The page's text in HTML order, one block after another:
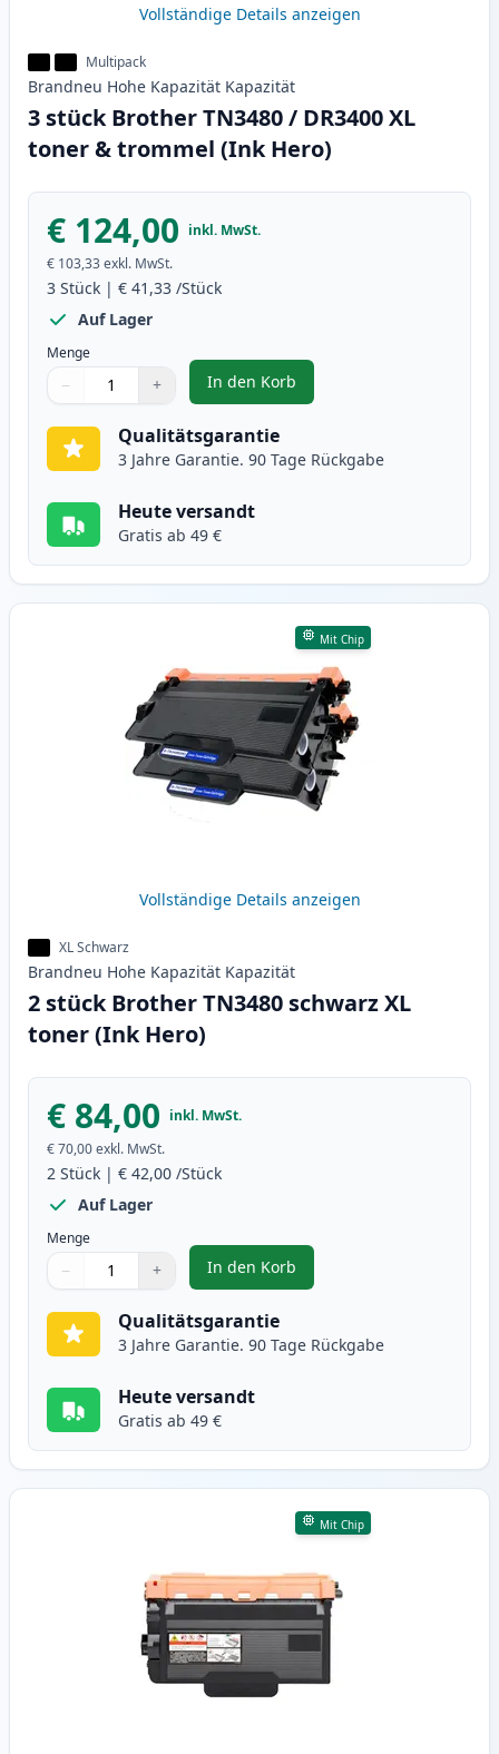
Vollständige Details anzeigen
Multipack
Brandneu Hohe Kapazität Kapazität
3 stück Brother TN3480 / DR3400 XL
toner & trommel (Ink Hero)
€ 124,00 inkl. MwSt.
€ 103,33exkl. MwSt.
3 Stück | € 41,33 /Stück
Auf Lager
Menge
Verwenden Sie die Tasten, um anzupassen
− +
1
In den Korb
, 3 stück Brother TN3480 /
Qualitätsgarantie
3 Jahre Garantie. 90 Tage Rückgabe
Heute versandt
Gratis ab 49 €
Mit Chip
Vollständige Details anzeigen
XL Schwarz
Brandneu Hohe Kapazität Kapazität
2 stück Brother TN3480 schwarz XL
toner (Ink Hero)
€ 84,00 inkl. MwSt.
€ 70,00exkl. MwSt.
2 Stück | € 42,00 /Stück
Auf Lager
Menge
Verwenden Sie die Tasten, um anzupassen
− +
1
In den Korb
, 2 stück Brother TN3480
Qualitätsgarantie
3 Jahre Garantie. 90 Tage Rückgabe
Heute versandt
Gratis ab 49 €
Mit Chip